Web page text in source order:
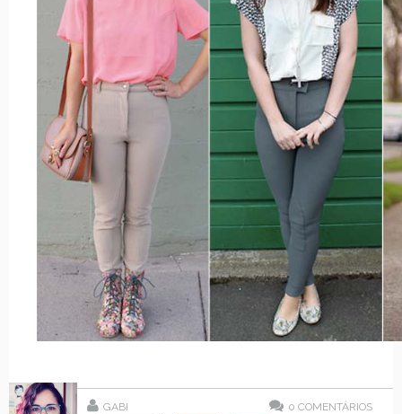
GABI 0 COMENTÁRIOS